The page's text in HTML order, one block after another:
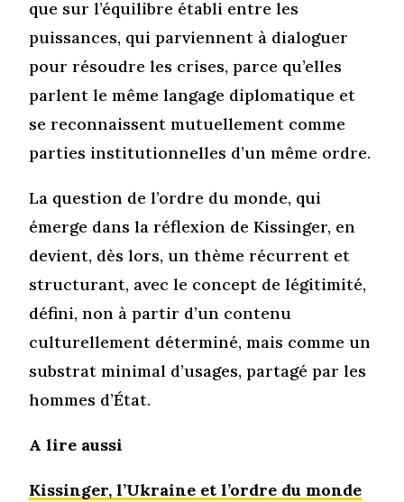
que sur l’équilibre établi entre les
puissances, qui parviennent à dialoguer
pour résoudre les crises, parce qu’elles
parlent le même langage diplomatique et
se reconnaissent mutuellement comme
parties institutionnelles d’un même ordre.
La question de l’ordre du monde, qui
émerge dans la réflexion de Kissinger, en
devient, dès lors, un thème récurrent et
structurant, avec le concept de légitimité,
défini, non à partir d’un contenu
culturellement déterminé, mais comme un
substrat minimal d’usages, partagé par les
hommes d’État.
A lire aussi
Kissinger, l’Ukraine et l’ordre du monde